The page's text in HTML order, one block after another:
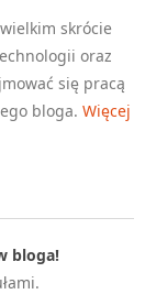
skrócie
oraz
się pracą
bloga. Więcej
bloga!